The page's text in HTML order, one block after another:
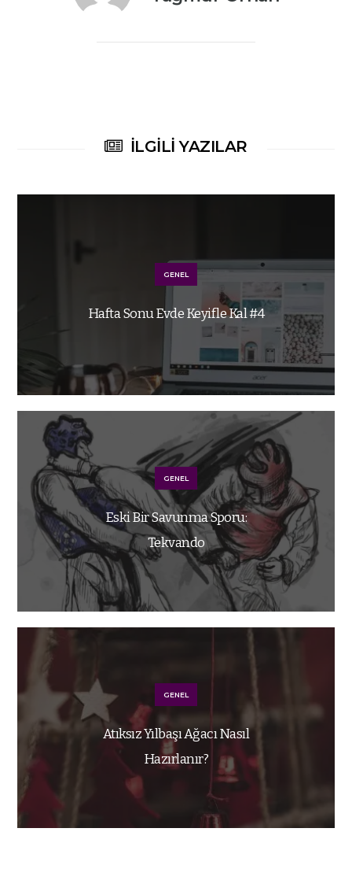
İLGILI YAZILAR
GENEL
Hafta Sonu Evde Keyifle Kal #4
GENEL
Eski Bir Savunma Sporu:
Tekvando
GENEL
Atıksız Yılbaşı Ağacı Nasıl
Hazırlanır?